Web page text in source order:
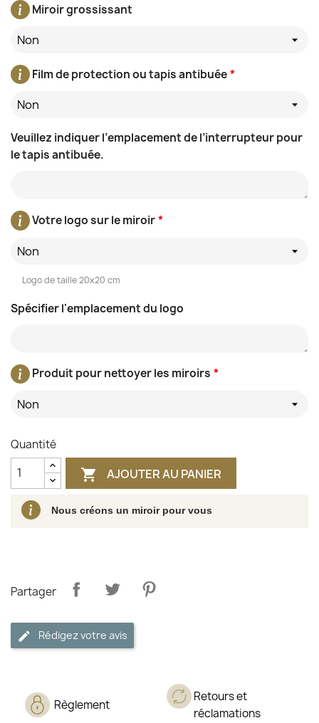
Miroir grossissant
Non
*
Film de protection ou tapis antibuée
Non
Veuillez indiquer l’emplacement de l’interrupteur pour
le tapis antibuée.
*
Votre logo sur le miroir
Non
Logo de taille 20x20 cm
Spécifier l'emplacement du logo
*
Produit pour nettoyer les miroirs
Non
Quantité
 AJOUTER AU PANIER
Nous créons un miroir pour vous
Partager
Rédigez votre avis
Règlement
Retours et
réclamations